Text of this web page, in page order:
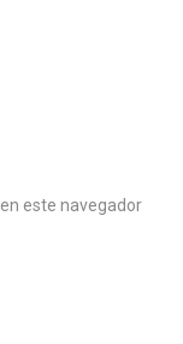
este navegador